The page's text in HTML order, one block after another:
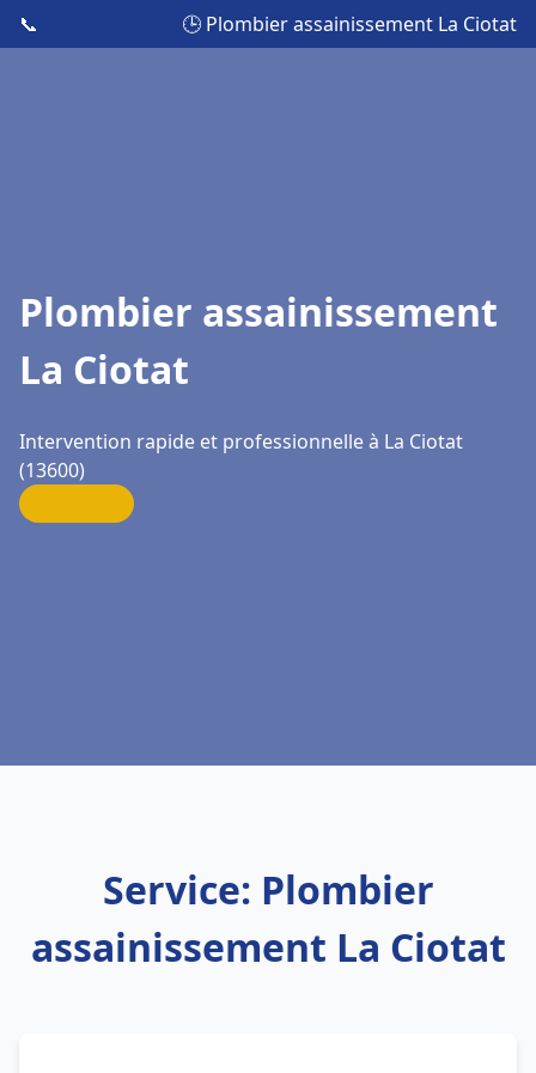
📞 🕒 Plombier assainissement La Ciotat
Plombier assainissement
La Ciotat
Intervention rapide et professionnelle à La Ciotat
(13600)
Service: Plombier
assainissement La Ciotat